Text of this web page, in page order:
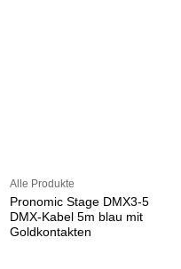
Alle Produkte
Pronomic Stage DMX3-5
DMX-Kabel 5m blau mit
Goldkontakten